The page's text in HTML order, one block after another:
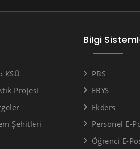
KSÜ
Projesi
Şehitleri
Bilgi
PBS
EBYS
Ekders
Personel E-
Öğrenci E-